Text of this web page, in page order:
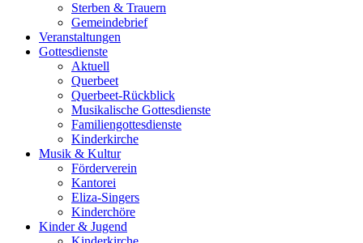
Sterben & Trauern
Gemeindebrief
Veranstaltungen
Gottesdienste
Aktuell
Querbeet
Querbeet-Rückblick
Musikalische Gottesdienste
Familiengottesdienste
Kinderkirche
Musik & Kultur
Förderverein
Kantorei
Eliza-Singers
Kinderchöre
Kinder & Jugend